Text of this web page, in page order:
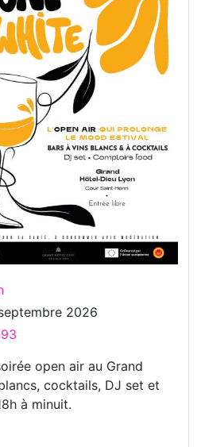
2026
open air au Grand
cocktails, DJ set et
à minuit.